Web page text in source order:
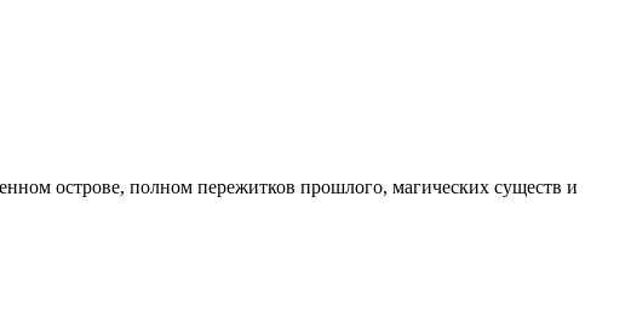
острове, полном пережитков прошлого, магических существ и